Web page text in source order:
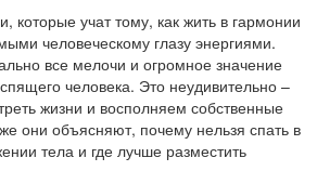
которые учат тому, как жить в гармонии
человеческому глазу энергиями.
все мелочи и огромное значение
человека. Это неудивительно –
жизни и восполняем собственные
они объясняют, почему нельзя спать в
тела и где лучше разместить